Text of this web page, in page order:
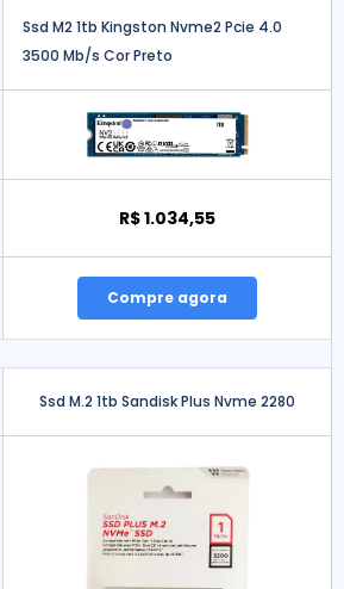
Ssd M2 1tb Kingston Nvme2 Pcie 4.0
3500 Mb/s Cor Preto
R$ 1.034,55
Compre agora
Ssd M.2 1tb Sandisk Plus Nvme 2280